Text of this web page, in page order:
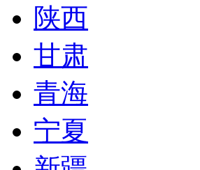
陕西
甘肃
青海
宁夏